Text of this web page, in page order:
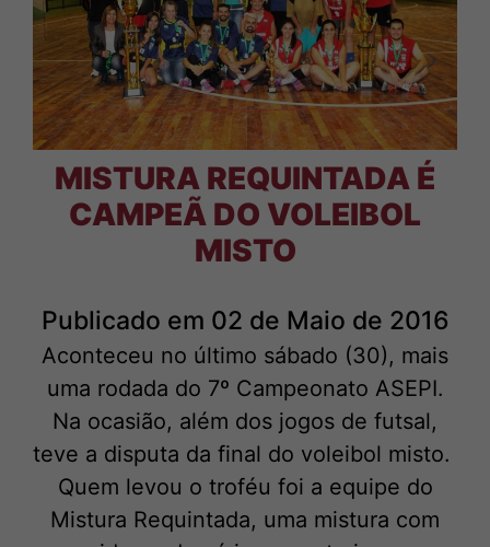
MISTURA REQUINTADA É
CAMPEÃ DO VOLEIBOL
MISTO
Publicado em 02 de Maio de 2016
Aconteceu no último sábado (30), mais
uma rodada do 7º Campeonato ASEPI.
Na ocasião, além dos jogos de futsal,
teve a disputa da final do voleibol misto.
Quem levou o troféu foi a equipe do
Mistura Requintada, uma mistura com